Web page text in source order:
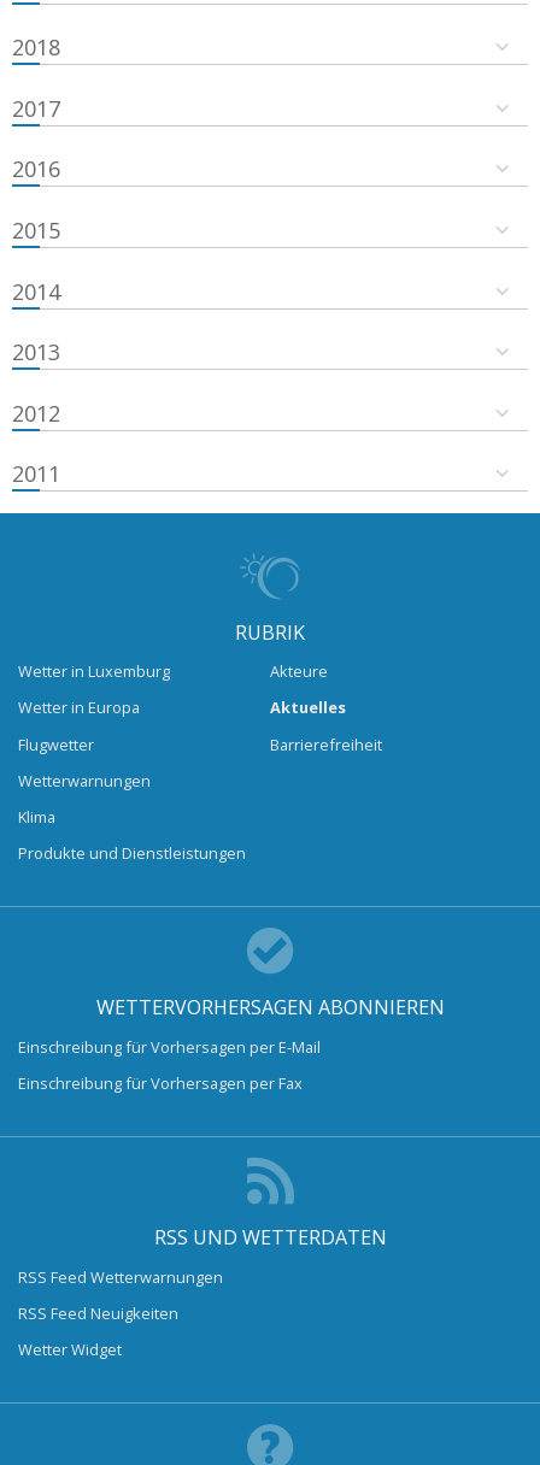
2018
2017
2016
2015
2014
2013
2012
2011
RUBRIK
Wetter in Luxemburg
Wetter in Europa
Flugwetter
Wetterwarnungen
Klima
Produkte und Dienstleistungen
Akteure
Aktuelles
Barrierefreiheit
WETTERVORHERSAGEN ABONNIEREN
Einschreibung für Vorhersagen per E-Mail
Einschreibung für Vorhersagen per Fax
RSS UND WETTERDATEN
RSS Feed Wetterwarnungen
RSS Feed Neuigkeiten
Wetter Widget